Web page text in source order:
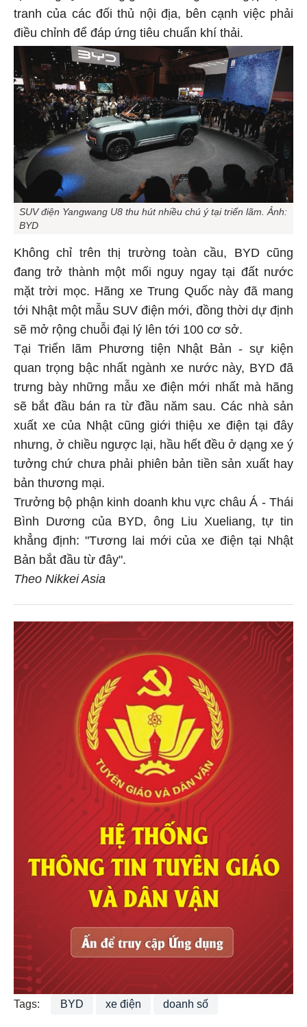
tranh của các đối thủ nội địa, bên cạnh việc phải
điều chỉnh để đáp ứng tiêu chuẩn khí thải.
SUV điện Yangwang U8 thu hút nhiều chú ý tại triển lãm. Ảnh:
BYD
Không chỉ trên thị trường toàn cầu, BYD cũng
đang trở thành một mối nguy ngay tại đất nước
mặt trời mọc. Hãng xe Trung Quốc này đã mang
tới Nhật một mẫu SUV điện mới, đồng thời dự định
sẽ mở rộng chuỗi đại lý lên tới 100 cơ sở.
Tại Triển lãm Phương tiện Nhật Bản - sự kiện
quan trọng bậc nhất ngành xe nước này, BYD đã
trưng bày những mẫu xe điện mới nhất mà hãng
sẽ bắt đầu bán ra từ đầu năm sau. Các nhà sản
xuất xe của Nhật cũng giới thiệu xe điện tại đây
nhưng, ở chiều ngược lại, hầu hết đều ở dạng xe ý
tưởng chứ chưa phải phiên bản tiền sản xuất hay
bản thương mại.
Trưởng bộ phận kinh doanh khu vực châu Á - Thái
Bình Dương của BYD, ông Liu Xueliang, tự tin
khẳng định: "Tương lai mới của xe điện tại Nhật
Bản bắt đầu từ đây".
Theo Nikkei Asia
Tags: BYD xe điện doanh số